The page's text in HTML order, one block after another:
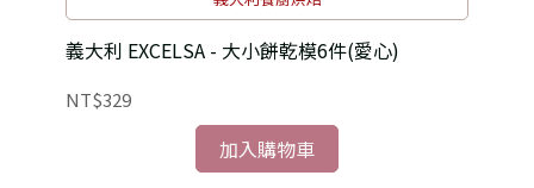
義大利 EXCELSA - 大小餅乾模6件(愛心)
NT$329
加入購物車